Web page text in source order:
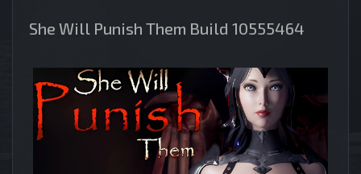
She Will Punish Them Build 10555464